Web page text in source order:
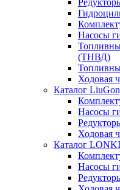
Насосы
(ТНВД)
Ходовая
Каталог
Насосы
Ходовая
Каталог
Насосы